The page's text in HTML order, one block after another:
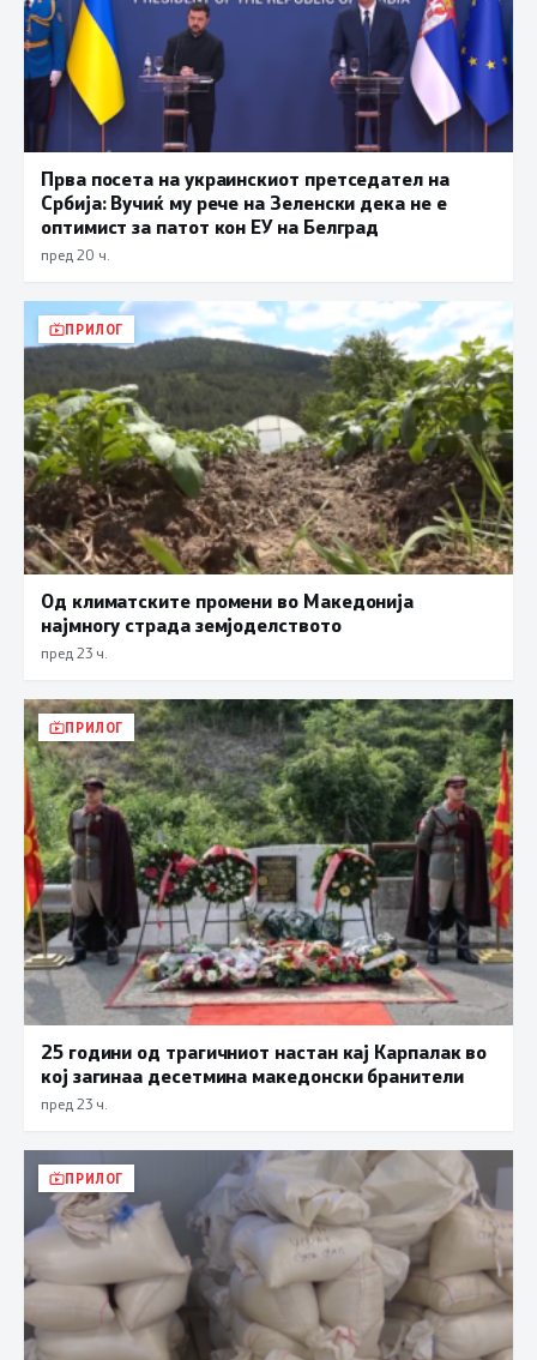
Прва посета на украинскиот претседател на
Србија: Вучиќ му рече на Зеленски дека не е
оптимист за патот кон ЕУ на Белград
пред 20 ч.
ПРИЛОГ
Од климатските промени во Македонија
најмногу страда земјоделството
пред 23 ч.
ПРИЛОГ
25 години од трагичниот настан кај Карпалак во
кој загинаа десетмина македонски бранители
пред 23 ч.
ПРИЛОГ